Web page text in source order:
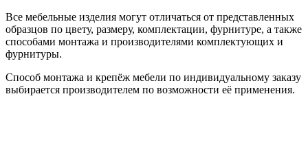
Все мебельные изделия могут отличаться от представленных
образцов по цвету, размеру, комплектации, фурнитуре, а также
способами монтажа и производителями комплектующих и
фурнитуры.
Способ монтажа и крепёж мебели по индивидуальному заказу
выбирается производителем по возможности её применения.